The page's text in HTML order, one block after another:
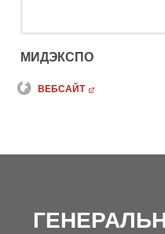
МИДЭКСПО
ВЕБСАЙТ